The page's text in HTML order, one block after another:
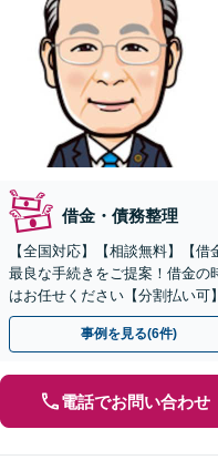
借金・債務整理
【全国対応】【相談無料】【
最良な手続きをご提案！借金の
はお任せください【分割払い可】
事例を見る(6件)
電話でお問い合わせ